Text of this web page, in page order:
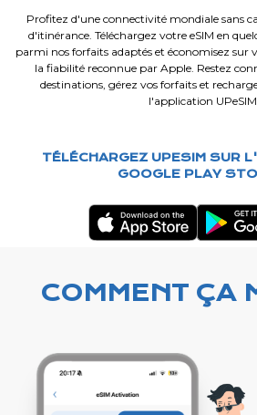
Profitez d'une connectivité mondiale sans
d'itinérance. Téléchargez votre eSIM en
parmi nos forfaits adaptés et économisez sur
la fiabilité reconnue par Apple. Restez
destinations, gérez vos forfaits et
l'application
TÉLÉCHARGEZ UPESIM SUR
GOOGLE PLAY
COMMENT ÇA